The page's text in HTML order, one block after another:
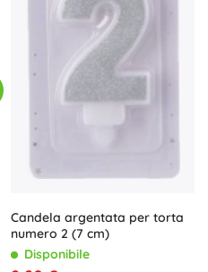
Candela argentata per torta
numero 2 (7 cm)
Disponibile